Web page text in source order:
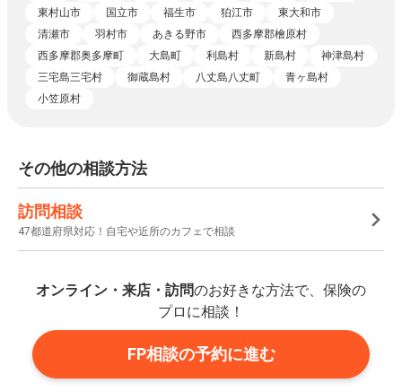
東村山市
国立市 福生市 狛江市
東大和市
清瀬市
羽村市 あきる野市
西多摩郡檜原村
西多摩郡奥多摩町
大島町 利島村 新島村
神津島村
三宅島三宅村
御蔵島村 八丈島八丈町
青ヶ島村
小笠原村
その他の相談方法
訪問相談
47都道府県対応！自宅や近所のカフェで相談
オンライン・来店・訪問のお好きな方法で、保険の
プロに相談！
FP相談の予約に進む